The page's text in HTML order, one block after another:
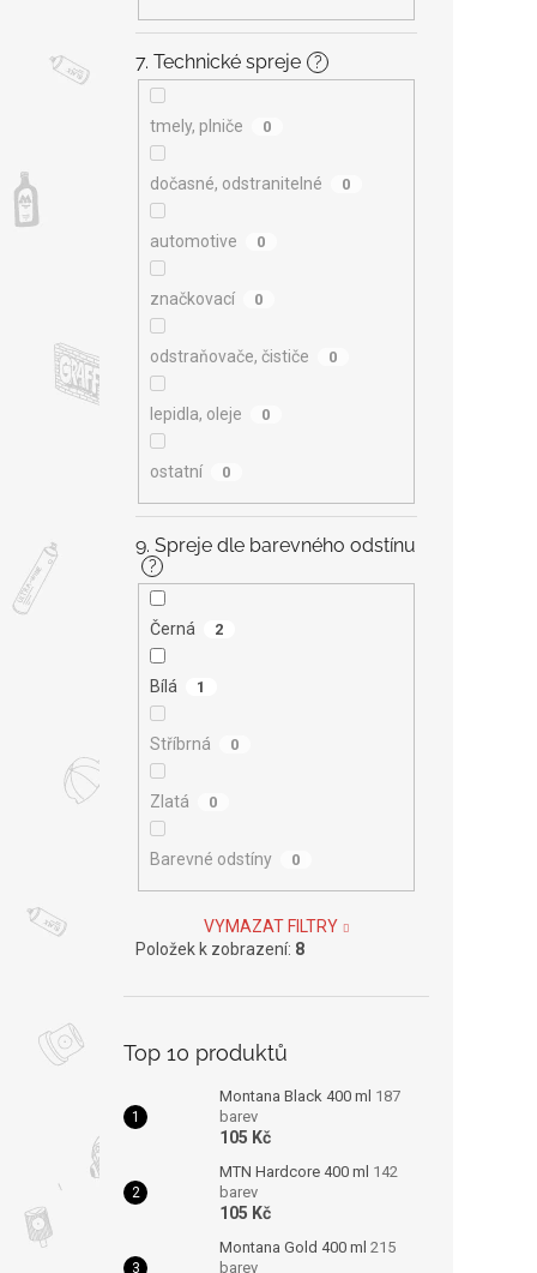
7. Technické spreje ?
tmely, plniče 0
dočasné, odstranitelné 0
automotive 0
značkovací 0
odstraňovače, čističe 0
lepidla, oleje 0
ostatní 0
9. Spreje dle barevného odstínu
?
Černá 2
Bílá 1
Stříbrná 0
Zlatá 0
Barevné odstíny 0
VYMAZAT FILTRY
Položek k zobrazení: 8
Top 10 produktů
Montana Black 400 ml 187
barev
105 Kč
MTN Hardcore 400 ml 142
barev
105 Kč
Montana Gold 400 ml 215
barev